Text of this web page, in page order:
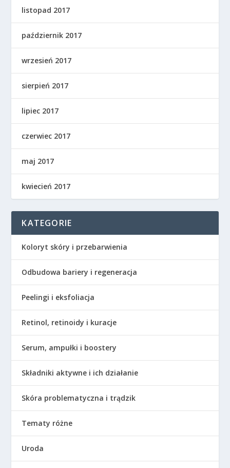
listopad 2017
październik 2017
wrzesień 2017
sierpień 2017
lipiec 2017
czerwiec 2017
maj 2017
kwiecień 2017
KATEGORIE
Koloryt skóry i przebarwienia
Odbudowa bariery i regeneracja
Peelingi i eksfoliacja
Retinol, retinoidy i kuracje
Serum, ampułki i boostery
Składniki aktywne i ich działanie
Skóra problematyczna i trądzik
Tematy różne
Uroda